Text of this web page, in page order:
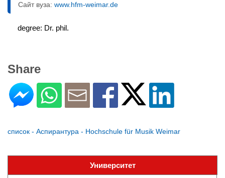
Сайт вуза: www.hfm-weimar.de
degree: Dr. phil.
Share
список - Аспирантура - Hochschule für Musik Weimar
Университет